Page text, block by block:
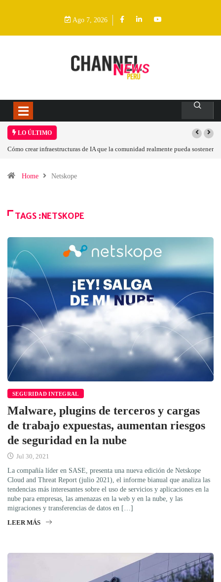
Ago 7, 2026
LO ÚLTIMO
Las tarjetas gráficas RDNA 5 ya están en fase avanzada de desarrollo
Home Netskope
TAGS :NETSKOPE
SEGURIDAD INTEGRAL
Malware, plugins de terceros y cargas
de trabajo expuestas, aumentan riesgos
de seguridad en la nube
Jul 30, 2021
La compañía líder en SASE, presenta una nueva edición de Netskope
Cloud and Threat Report (julio 2021), el informe bianual que analiza las
tendencias más interesantes sobre el uso de servicios y aplicaciones en la
nube para empresas, las amenazas en la web y en la nube, y las
migraciones y transferencias de datos en […]
LEER MÁS